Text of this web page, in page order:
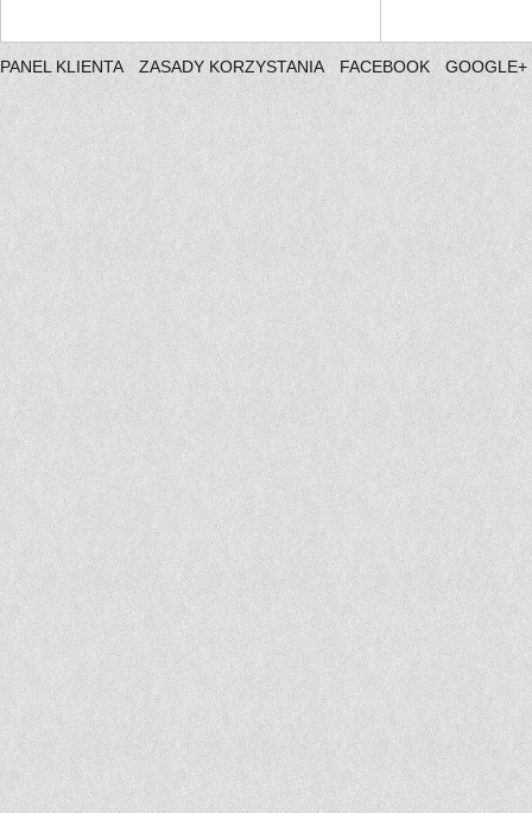
PANEL KLIENTA ZASADY KORZYSTANIA FACEBOOK GOOGLE+